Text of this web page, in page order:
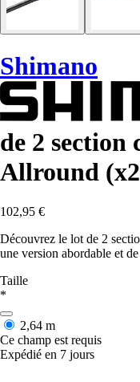
Shimano
de 2
Allround
102,95 €
Découvrez le lot de 2
une version abordable et
Taille
*
2,64 m
Ce champ est requis
Expédié en 7 jours